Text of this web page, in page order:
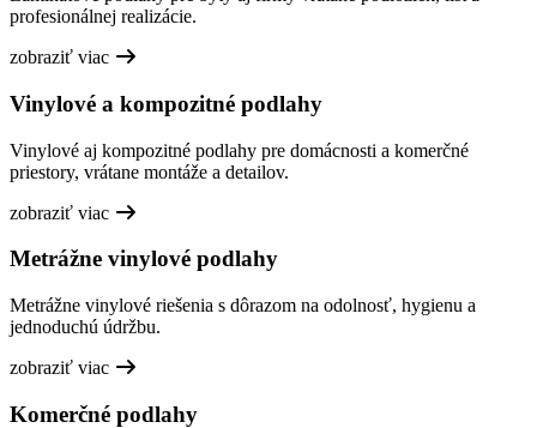
profesionálnej realizácie.
zobraziť viac
Vinylové a kompozitné podlahy
Vinylové aj kompozitné podlahy pre domácnosti a komerčné
priestory, vrátane montáže a detailov.
zobraziť viac
Metrážne vinylové podlahy
Metrážne vinylové riešenia s dôrazom na odolnosť, hygienu a
jednoduchú údržbu.
zobraziť viac
Komerčné podlahy